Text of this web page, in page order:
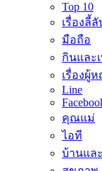
Top 10
เรื่องลี้ลั
มือถือ
กินและ
เรื่องผู้
Line
คุณแม่
ไอที
บ้านแล